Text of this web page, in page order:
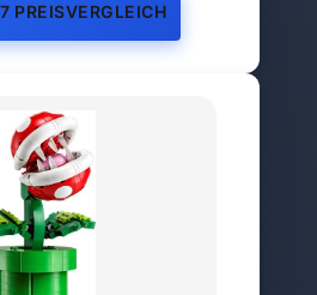
PREISVERGLEICH